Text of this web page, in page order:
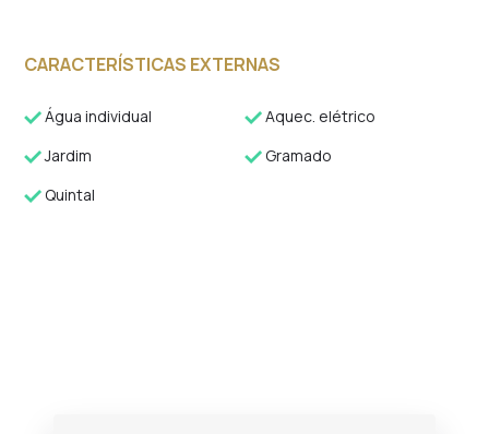
CARACTERÍSTICAS EXTERNAS
Água individual
Aquec. elétrico
Jardim
Gramado
Quintal